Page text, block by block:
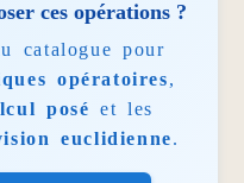
ces opérations ?
catalogue pour
opératoires,
posé et les
euclidienne.